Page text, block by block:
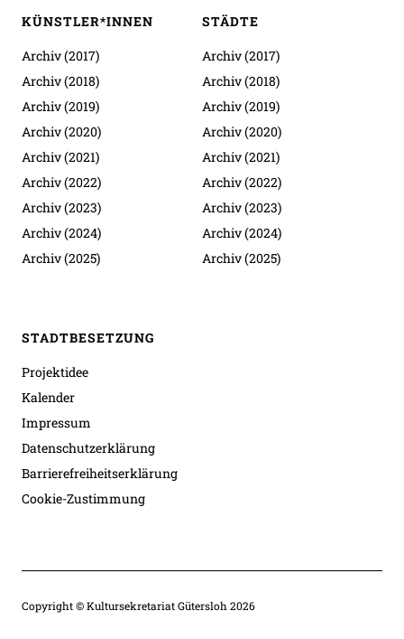
KÜNSTLER*INNEN
Archiv (2017)
Archiv (2018)
Archiv (2019)
Archiv (2020)
Archiv (2021)
Archiv (2022)
Archiv (2023)
Archiv (2024)
Archiv (2025)
STÄDTE
Archiv (2017)
Archiv (2018)
Archiv (2019)
Archiv (2020)
Archiv (2021)
Archiv (2022)
Archiv (2023)
Archiv (2024)
Archiv (2025)
STADTBESETZUNG
Projektidee
Kalender
Impressum
Datenschutzerklärung
Barrierefreiheitserklärung
Cookie-Zustimmung
Copyright © Kultursekretariat Gütersloh 2026